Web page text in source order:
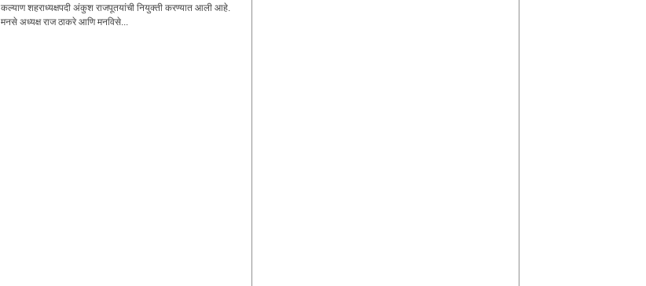
कल्याण शहराध्यक्षपदी अंकुश राजपूतयांची नियुक्ती करण्यात आली आहे.
मनसे अध्यक्ष राज ठाकरे आणि मनविसे...